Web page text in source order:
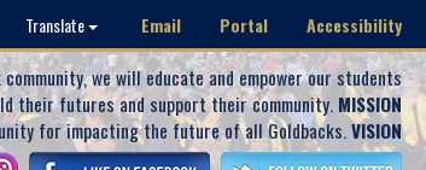
Translate Email Portal Accessibility
we will educate and empower our students
their futures and support their community. MISSION
for impacting the future of all Goldbacks.VISION